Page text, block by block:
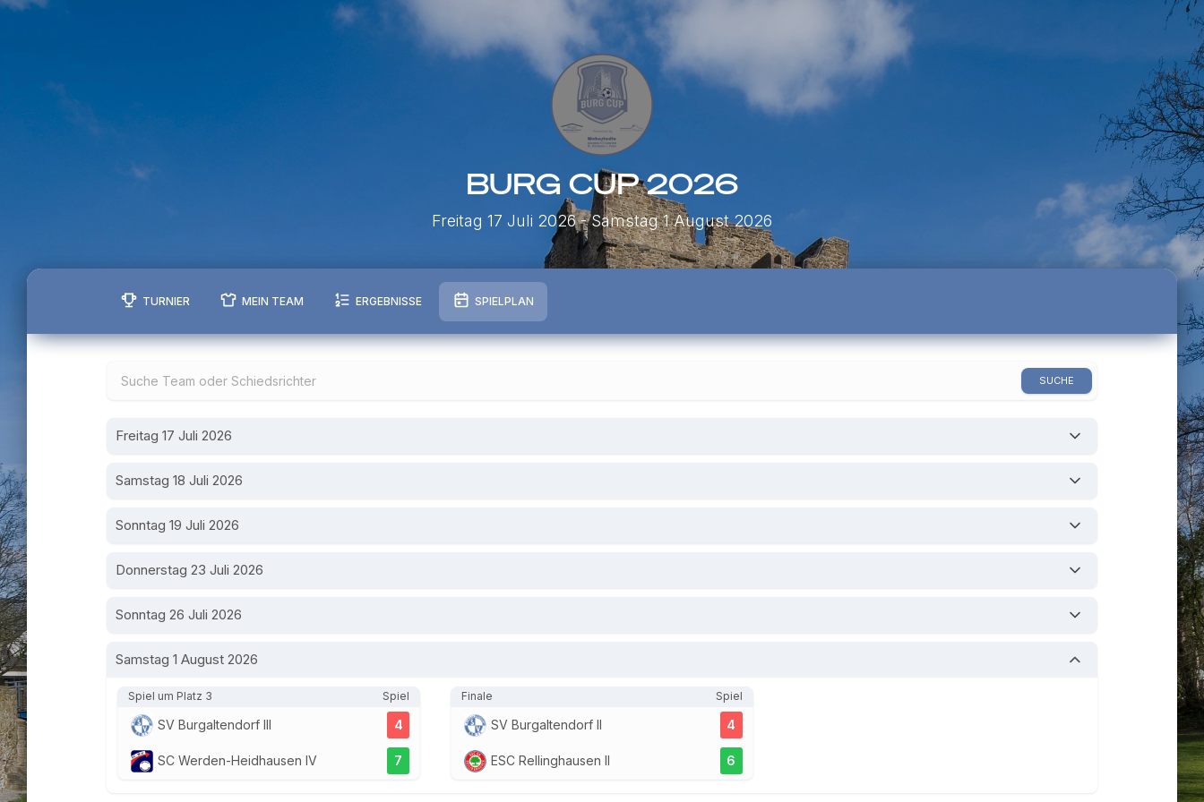
BURG CUP 2026
Freitag 17 Juli 2026- Samstag 1 August 2026
TURNIER MEIN TEAM ERGEBNISSE SPIELPLAN
SUCHE
Freitag 17 Juli 2026
Samstag 18 Juli 2026
Sonntag 19 Juli 2026
Donnerstag 23 Juli 2026
Sonntag 26 Juli 2026
Samstag 1 August 2026
Spiel um Platz 3 Spiel
SV Burgaltendorf III 4
SC Werden-Heidhausen IV 7
Finale Spiel
SV Burgaltendorf II 4
ESC Rellinghausen II 6